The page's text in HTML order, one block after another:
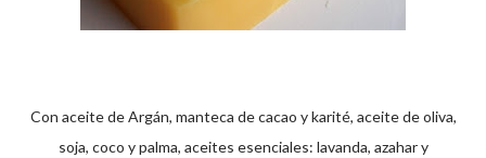
Con aceite de Argán, manteca de cacao y karité, aceite de oliva,
soja, coco y palma, aceites esenciales: lavanda, azahar y